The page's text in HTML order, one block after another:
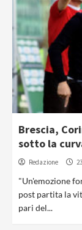
Brescia,
sotto la
Redazione
"Un'emozione
post partita la
pari del...